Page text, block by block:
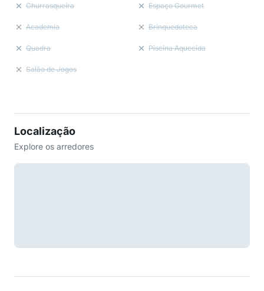
Churrasqueira Espaço Gourmet
Academia Brinquedoteca
Quadra Piscina Aquecida
Salão de Jogos
Localização
Explore os arredores